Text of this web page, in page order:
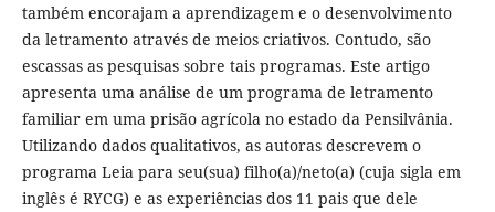
também encorajam a aprendizagem e o desenvolvimento
da letramento através de meios criativos. Contudo, são
escassas as pesquisas sobre tais programas. Este artigo
apresenta uma análise de um programa de letramento
familiar em uma prisão agrícola no estado da Pensilvânia.
Utilizando dados qualitativos, as autoras descrevem o
programa Leia para seu(sua) filho(a)/neto(a) (cuja sigla em
inglês é RYCG) e as experiências dos 11 pais que dele